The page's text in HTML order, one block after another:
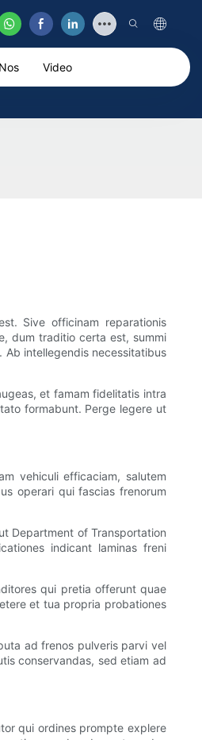
Video
Sive officinam reparationis
dum traditio certa est, summi
Ab intellegendis necessitatibus
et famam fidelitatis intra
formabunt. Perge legere ut
vehiculi efficaciam, salutem
operari qui fascias frenorum
Department of Transportation
indicant laminas freni
qui pretia offerunt quae
et tua propria probationes
ad frenos pulveris parvi vel
conservandas, sed etiam ad
qui ordines prompte explere